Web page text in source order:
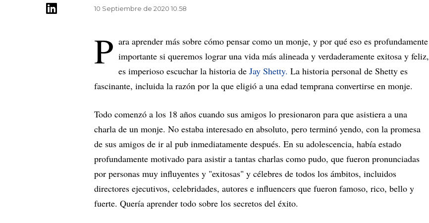
10 Septiembre de 2020 10.58
P ara aprender más sobre cómo pensar como un monje, y por qué eso es profundamente
importante si queremos lograr una vida más alineada y verdaderamente exitosa y feliz,
es imperioso escuchar la historia de Jay Shetty. La historia personal de Shetty es
fascinante, incluida la razón por la que eligió a una edad temprana convertirse en monje.
Todo comenzó a los 18 años cuando sus amigos lo presionaron para que asistiera a una
charla de un monje. No estaba interesado en absoluto, pero terminó yendo, con la promesa
de sus amigos de ir al pub inmediatamente después. En su adolescencia, había estado
profundamente motivado para asistir a tantas charlas como pudo, que fueron pronunciadas
por personas muy influyentes y "exitosas" y célebres de todos los ámbitos, incluidos
directores ejecutivos, celebridades, autores e influencers que fueron famoso, rico, bello y
fuerte. Quería aprender todo sobre los secretos del éxito.